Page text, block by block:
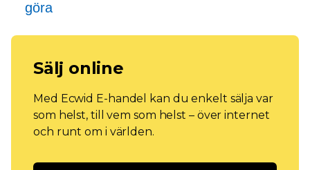
göra
Sälj online
Med Ecwid E-handel kan du enkelt sälja var
som helst, till vem som helst – över internet
och runt om i världen.